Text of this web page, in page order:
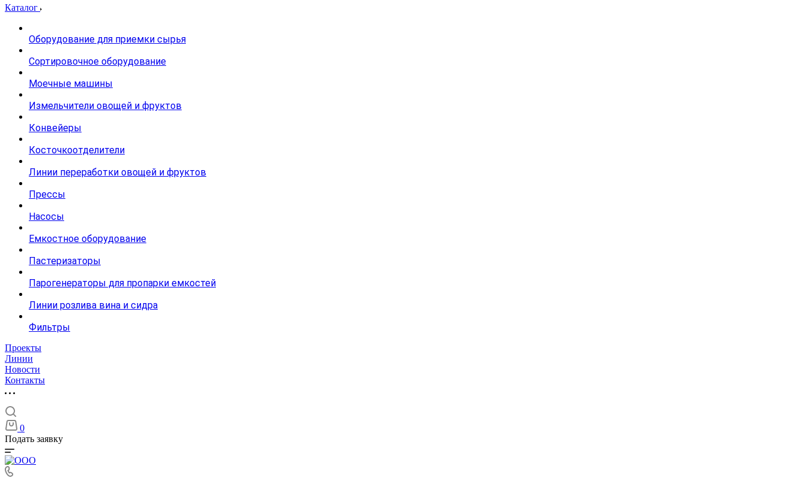
Каталог
Оборудование для приемки сырья
Сортировочное оборудование
Моечные машины
Измельчители овощей и фруктов
Конвейеры
Косточкоотделители
Линии переработки овощей и фруктов
Прессы
Насосы
Емкостное оборудование
Пастеризаторы
Парогенераторы для пропарки емкостей
Линии розлива вина и сидра
Фильтры
Проекты
Линии
Новости
Контакты
0
Подать заявку